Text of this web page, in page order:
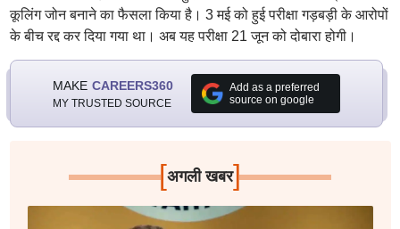
कूलिंग जोन बनाने का फैसला किया है। 3 मई को हुई परीक्षा गड़बड़ी के आरोपों
के बीच रद्द कर दिया गया था। अब यह परीक्षा 21 जून को दोबारा होगी।
MAKE CAREERS360
MY TRUSTED SOURCE
Add as a preferred
source on google
[अगली खबर]